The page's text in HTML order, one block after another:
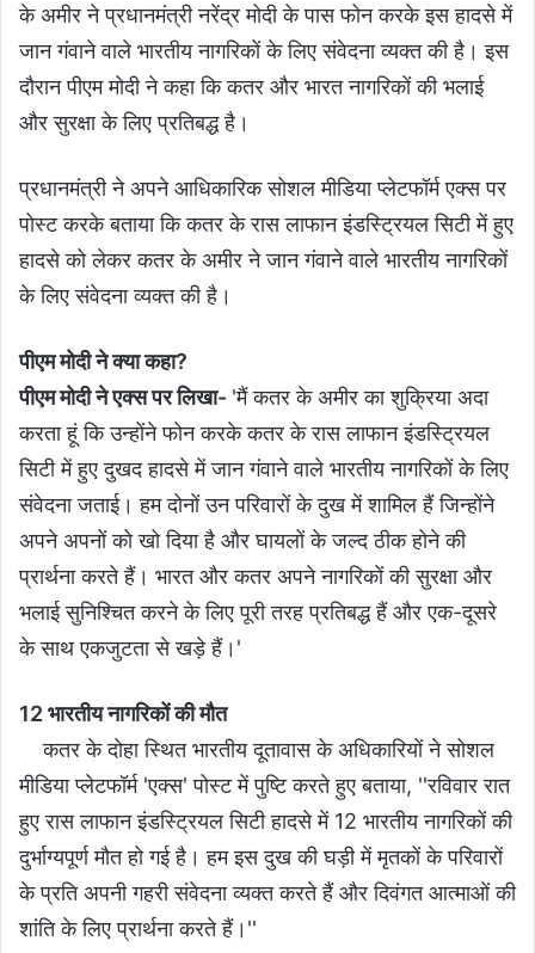
के अमीर ने प्रधानमंत्री नरेंद्र मोदी के पास फोन करके इस हादसे में
जान गंवाने वाले भारतीय नागरिकों के लिए संवेदना व्यक्त की है। इस
दौरान पीएम मोदी ने कहा कि कतर और भारत नागरिकों की भलाई
और सुरक्षा के लिए प्रतिबद्ध है।
प्रधानमंत्री ने अपने आधिकारिक सोशल मीडिया प्लेटफॉर्म एक्स पर
पोस्ट करके बताया कि कतर के रास लाफान इंडस्ट्रियल सिटी में हुए
हादसे को लेकर कतर के अमीर ने जान गंवाने वाले भारतीय नागरिकों
के लिए संवेदना व्यक्त की है।
पीएम मोदी ने क्या कहा?
पीएम मोदी ने एक्स पर लिखा- 'मैं कतर के अमीर का शुक्रिया अदा
करता हूं कि उन्होंने फोन करके कतर के रास लाफान इंडस्ट्रियल
सिटी में हुए दुखद हादसे में जान गंवाने वाले भारतीय नागरिकों के लिए
संवेदना जताई। हम दोनों उन परिवारों के दुख में शामिल हैं जिन्होंने
अपने अपनों को खो दिया है और घायलों के जल्द ठीक होने की
प्रार्थना करते हैं। भारत और कतर अपने नागरिकों की सुरक्षा और
भलाई सुनिश्चित करने के लिए पूरी तरह प्रतिबद्ध हैं और एक-दूसरे
के साथ एकजुटता से खड़े हैं।'
12 भारतीय नागरिकों की मौत
कतर के दोहा स्थित भारतीय दूतावास के अधिकारियों ने सोशल
मीड‍िया प्‍लेटफॉर्म 'एक्‍स' पोस्‍ट में पुष्टि करते हुए बताया, ''रविवार रात
हुए रास लाफान इंडस्ट्रियल सिटी हादसे में 12 भारतीय नागरिकों की
दुर्भाग्यपूर्ण मौत हो गई है। हम इस दुख की घड़ी में मृतकों के परिवारों
के प्रति अपनी गहरी संवेदना व्यक्त करते हैं और दिवंगत आत्माओं की
शांति के लिए प्रार्थना करते हैं।''